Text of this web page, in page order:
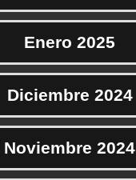
Enero 2025
Diciembre 2024
Noviembre 2024